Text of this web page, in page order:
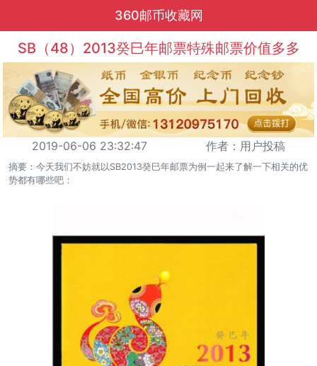
360邮币收藏网
SB（48）2013癸巳年邮票特殊邮票价值多多
2019-06-06 23:32:47 作者：用户投稿
摘要：今天我们不妨就以SB2013癸巳年邮票为例一起来了解一下相关的优
势都有哪些吧：